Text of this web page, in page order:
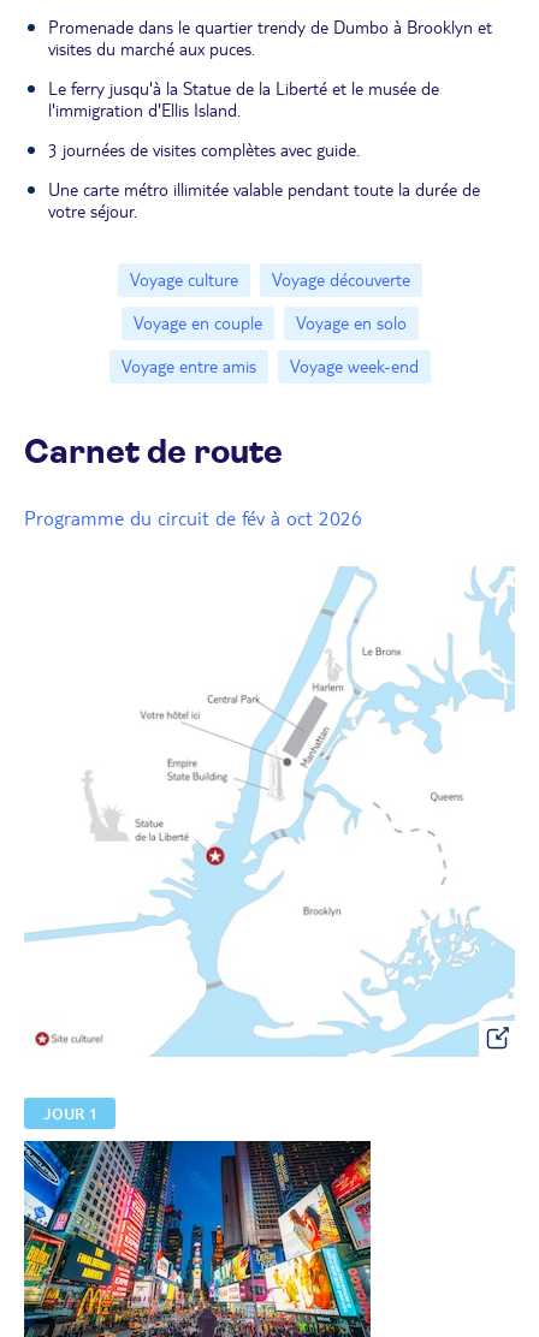
Promenade dans le quartier trendy de Dumbo à Brooklyn et
visites du marché aux puces.
Le ferry jusqu'à la Statue de la Liberté et le musée de
l'immigration d'Ellis Island.
3 journées de visites complètes avec guide.
Une carte métro illimitée valable pendant toute la durée de
votre séjour.
Voyage culture
Voyage découverte
Voyage en couple
Voyage en solo
Voyage entre amis
Voyage week-end
Carnet de route
Programme du circuit de fév à oct 2026
JOUR 1